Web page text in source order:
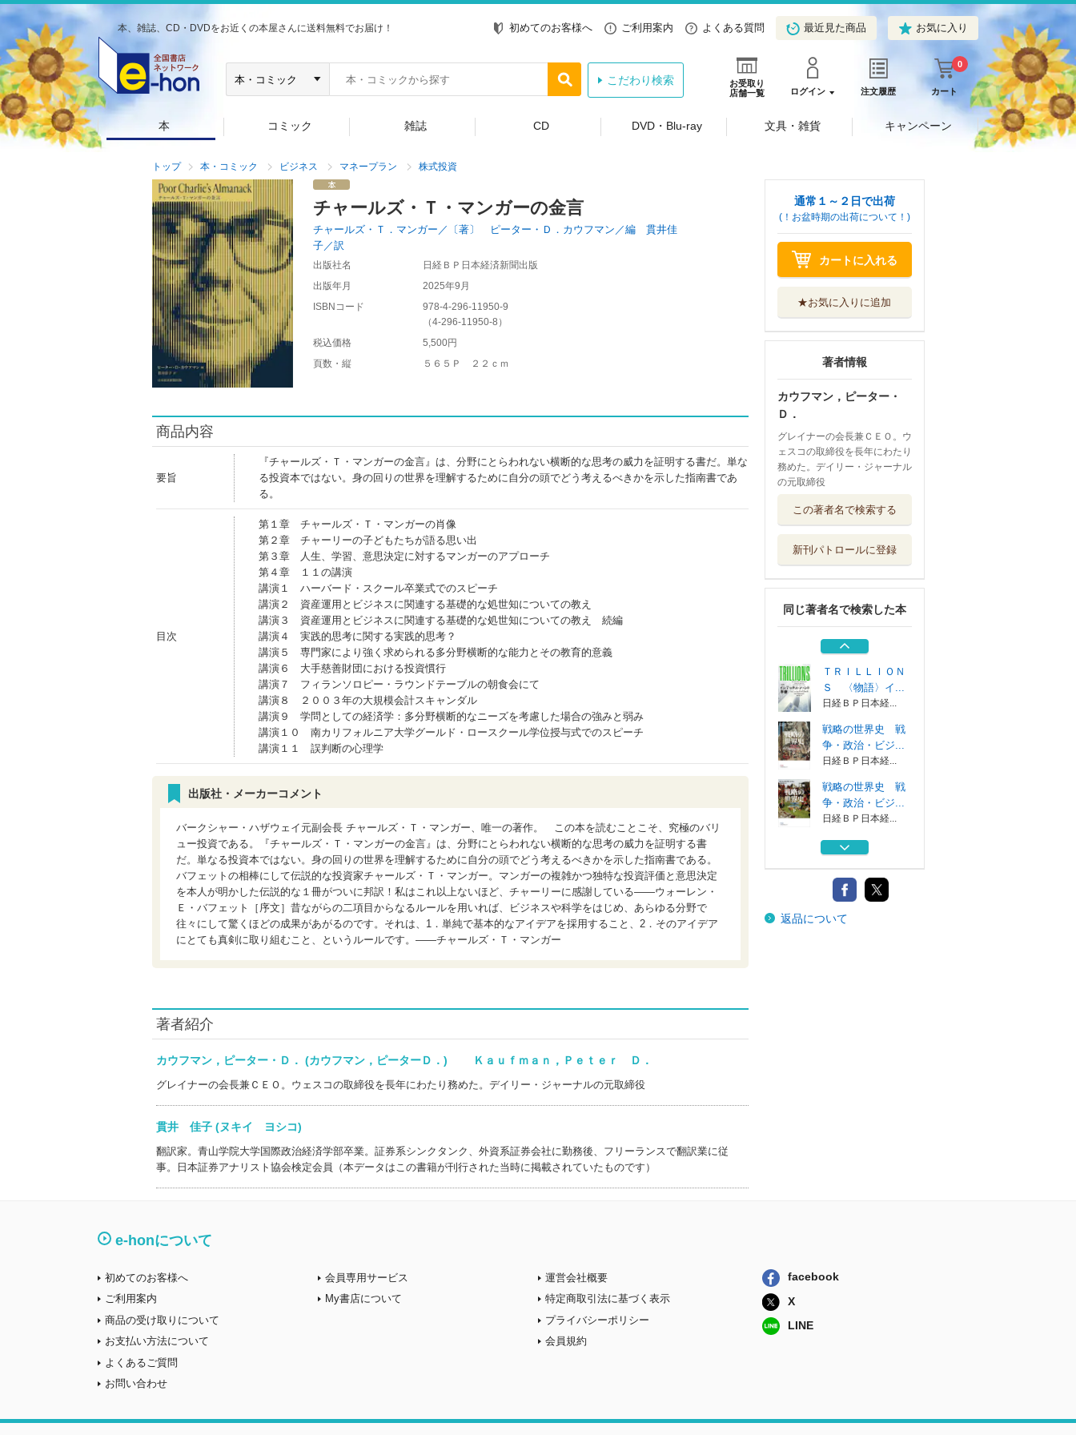
本、雑誌、CD・DVDをお近くの本屋さんに送料無料でお届け！ 初めてのお客様へ ご利用案内 よくある質問 最近見た商品 お気に入り
お受取り
店舗一覧
ログイン 注文履歴 カート
0
こだわり検索
本 コミック 雑誌 CD DVD・Blu-ray 文具・雑貨 キャンペーン
トップ 本・コミック ビジネス マネープラン 株式投資
チャールズ・Ｔ・マンガーの金言
チャールズ・Ｔ．マンガー／〔著〕 ピーター・Ｄ．カウフマン／編 貫井佳
子／訳
出版社名
日経ＢＰ日本経済新聞出版
出版年月
2025年9月
ISBNコード
978-4-296-11950-9
（4-296-11950-8 ）
税込価格
5,500円
頁数・縦
５６５Ｐ ２２ｃｍ
商品内容
要旨
『チャールズ・Ｔ・マンガーの金言』は、分野にとらわれない横断的な思考の威力を証明する書だ。単な
る投資本ではない。身の回りの世界を理解するために自分の頭でどう考えるべきかを示した指南書であ
る。
目次
第１章 チャールズ・Ｔ・マンガーの肖像
第２章 チャーリーの子どもたちが語る思い出
第３章 人生、学習、意思決定に対するマンガーのアプローチ
第４章 １１の講演
講演１ ハーバード・スクール卒業式でのスピーチ
講演２ 資産運用とビジネスに関連する基礎的な処世知についての教え
講演３ 資産運用とビジネスに関連する基礎的な処世知についての教え 続編
講演４ 実践的思考に関する実践的思考？
講演５ 専門家により強く求められる多分野横断的な能力とその教育的意義
講演６ 大手慈善財団における投資慣行
講演７ フィランソロピー・ラウンドテーブルの朝食会にて
講演８ ２００３年の大規模会計スキャンダル
講演９ 学問としての経済学：多分野横断的なニーズを考慮した場合の強みと弱み
講演１０ 南カリフォルニア大学グールド・ロースクール学位授与式でのスピーチ
講演１１ 誤判断の心理学
出版社・メーカーコメント
バークシャー・ハザウェイ元副会長 チャールズ・Ｔ・マンガー、唯一の著作。 この本を読むことこそ、究極のバリ
ュー投資である。『チャールズ・Ｔ・マンガーの金言』は、分野にとらわれない横断的な思考の威力を証明する書
だ。単なる投資本ではない。身の回りの世界を理解するために自分の頭でどう考えるべきかを示した指南書である。
バフェットの相棒にして伝説的な投資家チャールズ・Ｔ・マンガー。マンガーの複雑かつ独特な投資評価と意思決定
を本人が明かした伝説的な１冊がついに邦訳！私はこれ以上ないほど、チャーリーに感謝している――ウォーレン・
Ｅ・バフェット［序文］昔ながらの二項目からなるルールを用いれば、ビジネスや科学をはじめ、あらゆる分野で
往々にして驚くほどの成果があがるのです。それは、1．単純で基本的なアイデアを採用すること、2．そのアイデア
にとても真剣に取り組むこと、というルールです。――チャールズ・Ｔ・マンガー
著者紹介
カウフマン，ピーター・Ｄ． (カウフマン，ピーターＤ．) Ｋａｕｆｍａｎ，Ｐｅｔｅｒ Ｄ．
グレイナーの会長兼ＣＥＯ。ウェスコの取締役を長年にわたり務めた。デイリー・ジャーナルの元取締役
貫井 佳子 (ヌキイ ヨシコ)
翻訳家。青山学院大学国際政治経済学部卒業。証券系シンクタンク、外資系証券会社に勤務後、フリーランスで翻訳業に従
事。日本証券アナリスト協会検定会員（本データはこの書籍が刊行された当時に掲載されていたものです）
通常１～２日で出荷
(！お盆時期の出荷について！)
カートに入れる
★お気に入りに追加
著者情報
カウフマン，ピーター・
Ｄ．
グレイナーの会長兼ＣＥＯ。ウ
ェスコの取締役を長年にわたり
務めた。デイリー・ジャーナル
の元取締役
この著者名で検索する
新刊パトロールに登録
同じ著者名で検索した本
争・政治・ビジ...
バフェットとマン
パンローリング
市場サイクルを極
める 勝率を高...
日本経済新聞出...
ＴＲＩＬＬＩＯＮ
Ｓ 〈物語〉イ...
日経ＢＰ日本経...
戦略の世界史 戦
争・政治・ビジ...
日経ＢＰ日本経...
戦略の世界史 戦
争・政治・ビジ...
日経ＢＰ日本経...
バフェットとマン
パンローリング
市場サイクルを極
める 勝率を高...
返品について
e-honについて
初めてのお客様へ
ご利用案内
商品の受け取りについて
お支払い方法について
よくあるご質問
お問い合わせ
会員専用サービス
My書店について
運営会社概要
特定商取引法に基づく表示
プライバシーポリシー
会員規約
facebook
X
LINE